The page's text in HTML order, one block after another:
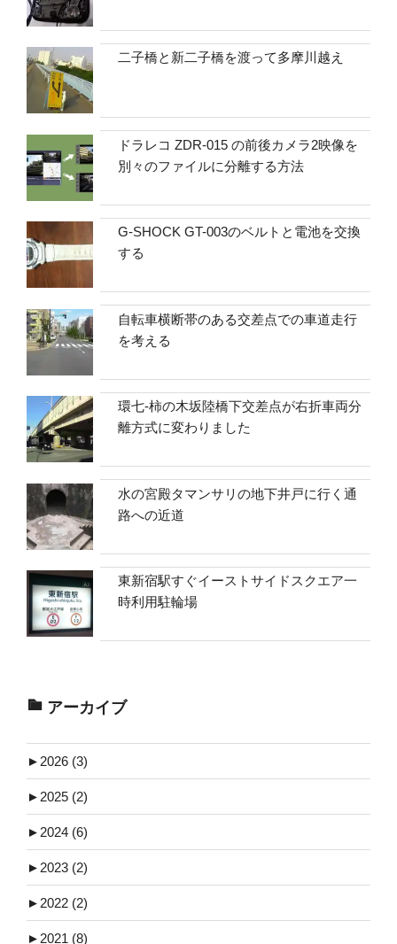
二子橋と新二子橋を渡って多摩川越え
ドラレコ ZDR-015 の前後カメラ2映像を
別々のファイルに分離する方法
G-SHOCK GT-003のベルトと電池を交換
する
自転車横断帯のある交差点での車道走行
を考える
環七-柿の木坂陸橋下交差点が右折車両分
離方式に変わりました
水の宮殿タマンサリの地下井戸に行く通
路への近道
東新宿駅すぐイーストサイドスクエア一
時利用駐輪場
アーカイブ
► 2026 (3)
► 2025 (2)
► 2024 (6)
► 2023 (2)
► 2022 (2)
► 2021 (8)